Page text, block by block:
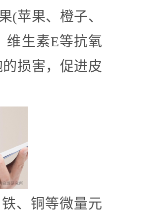
(苹果、橙子、
维生素E等抗氧
损害，促进皮
、铜等微量元